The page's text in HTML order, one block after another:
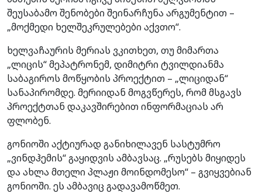
შეუსაბამო შენობები შეინარჩუნა არგუმენტით –
„მოქმედი ხელშეკრულებები აქვთო“.
ხელვაჩაურის მერიას ვკითხეთ, თუ მიმართა
„ლიცის“ მეპატრონემ, დიმიტრი ტვილდიანმა
საბაგიროს მოწყობის პროექტით – „ლიციდან“
სანაპირომდე. მერიიდან მოგვწერეს, რომ მსგავს
პროექტთან დაკავშირებით ინფორმაციას არ
ფლობენ.
გონიოში აქტიურად განიხილავენ სასტუმრო
„ვინდჰემის“ გაყიდვის ამბავსაც. „რუსებს მიყიდეს
და ახლა მთელი პლაჟი მოინდომესო“ – გვიყვებიან
გონიოში. ეს ამბავიც გადავამოწმეთ.